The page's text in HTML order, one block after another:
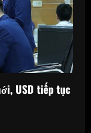
USD tiếp tục